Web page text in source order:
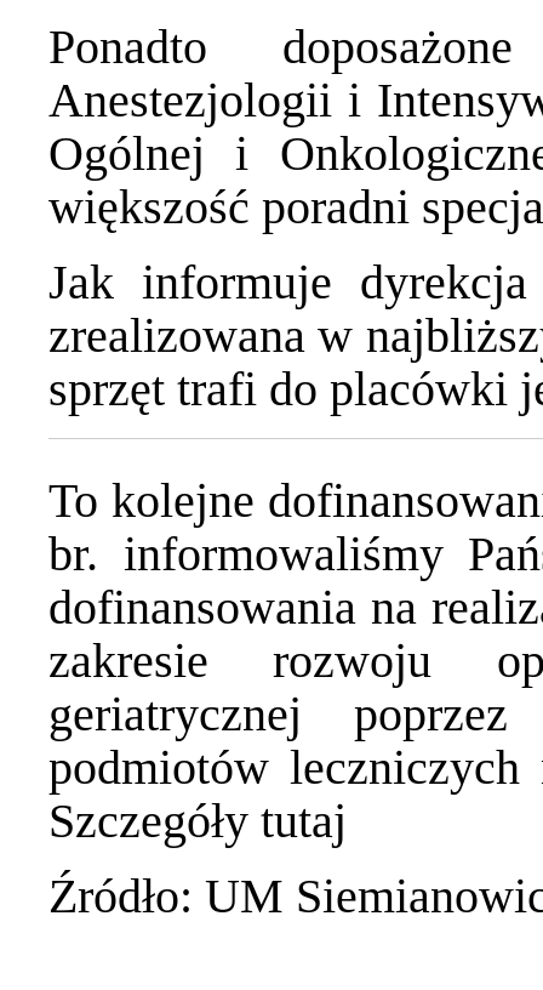
Ponadto
Anestezjologii i
Ogólnej i
większość poradni
Jak informuje
zrealizowana w
sprzęt trafi do placówki
To kolejne
br. informowaliśmy
dofinansowania na
zakresie rozwoju
geriatrycznej
podmiotów
Szczegóły tutaj
Źródło: UM